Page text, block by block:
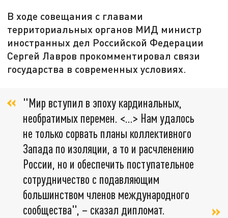
В ходе совещания с главами
территориальных органов МИД министр
иностранных дел Российской Федерации
Сергей Лавров прокомментировал связи
государства в современных условиях.
"Мир вступил в эпоху кардинальных,
необратимых перемен. <...> Нам удалось
не только сорвать планы коллективного
Запада по изоляции, а то и расчленению
России, но и обеспечить поступательное
сотрудничество с подавляющим
большинством членов международного
сообщества", – сказал дипломат.